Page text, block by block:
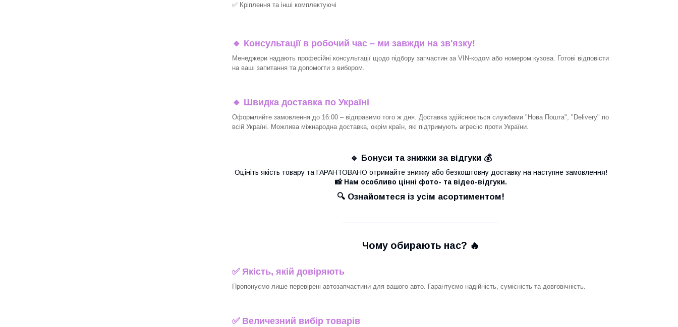
✅ Кріплення та інші комплектуючі
🔹 Консультації в робочий час – ми завжди на зв'язку!
Менеджери надають професійні консультації щодо підбору запчастин за VIN-кодом або номером кузова. Готові відповісти
на ваші запитання та допомогти з вибором.
🔹 Швидка доставка по Україні
Оформляйте замовлення до 16:00 – відправимо того ж дня. Доставка здійснюється службами "Нова Пошта", "Delivery" по
всій Україні. Можлива міжнародна доставка, окрім країн, які підтримують агресію проти України.
🔹 Бонуси та знижки за відгуки 💰
Оцініть якість товару та ГАРАНТОВАНО отримайте знижку або безкоштовну доставку на наступне замовлення!
📸 Нам особливо цінні фото- та відео-відгуки.
🔍 Ознайомтеся із усім асортиментом!
Чому обирають нас? 🔥
✅ Якість, якій довіряють
Пропонуємо лише перевірені автозапчастини для вашого авто. Гарантуємо надійність, сумісність та довговічність.
✅ Величезний вибір товарів